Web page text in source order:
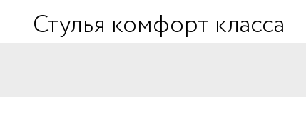
Стулья комфорт класса